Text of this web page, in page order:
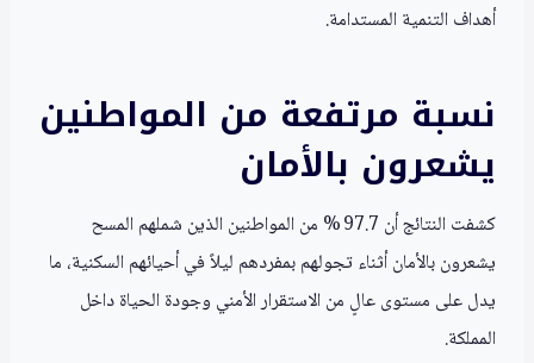
أهداف التنمية المستدامة.
نسبة مرتفعة من المواطنين
يشعرون بالأمان
كشفت النتائج أن 97.7 % من المواطنين الذين شملهم المسح
يشعرون بالأمان أثناء تجولهم بمفردهم ليلاً في أحيائهم السكنية، ما
يدل على مستوى عالٍ من الاستقرار الأمني وجودة الحياة داخل
المملكة.